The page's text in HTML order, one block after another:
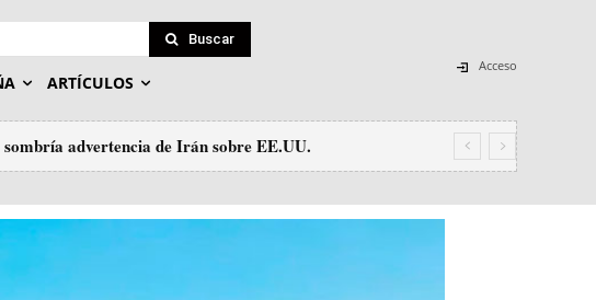
Buscar
ARTÍCULOS
Acceso
advertencia de Irán sobre EE.UU.
a Epstein el tráfico de personas